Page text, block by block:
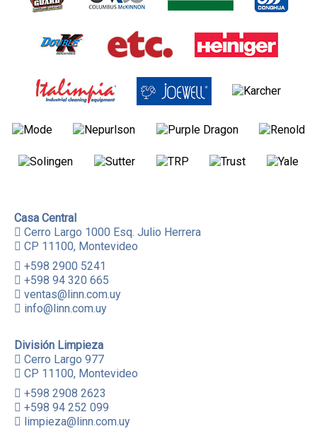
Casa Central
Cerro Largo 1000 Esq. Julio Herrera
CP 11100, Montevideo
+598 2900 5241
+598 94 320 665
ventas@linn.com.uy
info@linn.com.uy
División Limpieza
Cerro Largo 977
CP 11100, Montevideo
+598 2908 2623
+598 94 252 099
limpieza@linn.com.uy